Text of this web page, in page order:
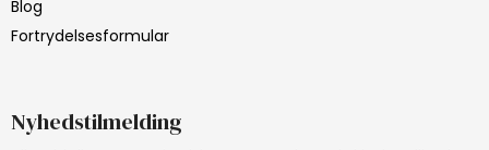
Blog
Fortrydelsesformular
Nyhedstilmelding